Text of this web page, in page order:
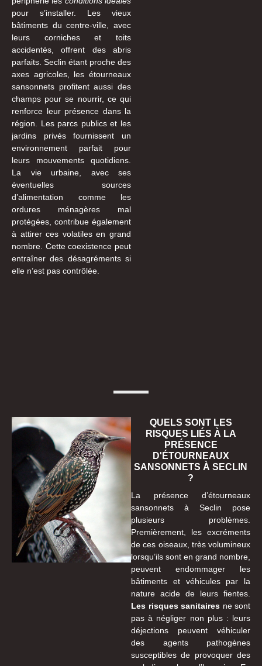
pour s’installer. Les vieux
bâtiments du centre-ville, avec
leurs corniches et toits
accidentés, offrent des abris
parfaits. Seclin étant proche des
axes agricoles, les étourneaux
sansonnets profitent aussi des
champs pour se nourrir, ce qui
renforce leur présence dans la
région. Les parcs publics et les
jardins privés fournissent un
environnement parfait pour
leurs mouvements quotidiens.
La vie urbaine, avec ses
éventuelles sources
d’alimentation comme les
ordures ménagères mal
protégées, contribue également
à attirer ces volatiles en grand
nombre. Cette coexistence peut
entraîner des désagréments si
elle n’est pas contrôlée.
QUELS SONT LES
RISQUES LIÉS À LA
PRÉSENCE
D'ÉTOURNEAUX
SANSONNETS À SECLIN
?
La présence d’étourneaux
sansonnets à Seclin pose
plusieurs problèmes.
Premièrement, les excréments
de ces oiseaux, très volumineux
lorsqu’ils sont en grand nombre,
peuvent endommager les
bâtiments et véhicules par la
nature acide de leurs fientes.
Les risques sanitaires ne sont
pas à négliger non plus : leurs
déjections peuvent véhiculer
des agents pathogènes
susceptibles de provoquer des